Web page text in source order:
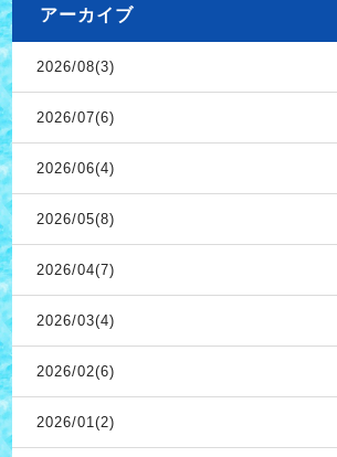
アーカイブ
2026/08(3)
2026/07(6)
2026/06(4)
2026/05(8)
2026/04(7)
2026/03(4)
2026/02(6)
2026/01(2)